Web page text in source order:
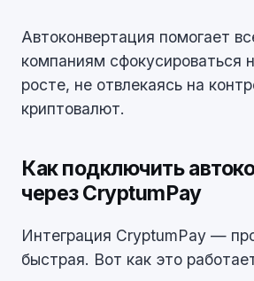
Автоконвертация помогает
компаниям сфокусироваться
росте, не отвлекаясь на
криптовалют.
Как подключить
через CryptumPay
Интеграция CryptumPay —
быстрая. Вот как это